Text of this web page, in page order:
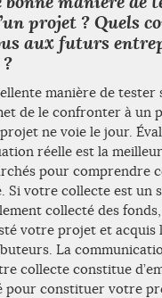
projet ? Quels
aux futurs
manière de tester
de le confronter à un
ne voie le jour.
réelle est la
pour comprendre
Si votre collecte est un
collecté des
votre projet et acquis
La
collecte constitue
pour constituer votre